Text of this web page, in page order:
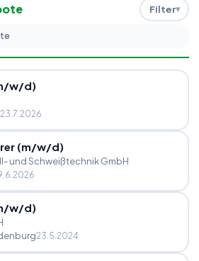
Filter
/w/d)
23.7.2026
(m/w/d)
und Schweißtechnik GmbH
/w/d)
23.5.2024